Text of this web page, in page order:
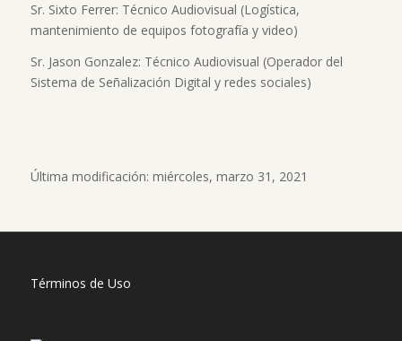
Sr. Sixto Ferrer: Técnico Audiovisual (Logística,
mantenimiento de equipos fotografía y video)
Sr. Jason Gonzalez: Técnico Audiovisual (Operador del
Sistema de Señalización Digital y redes sociales)
Última modificación: miércoles, marzo 31, 2021
Términos de Uso